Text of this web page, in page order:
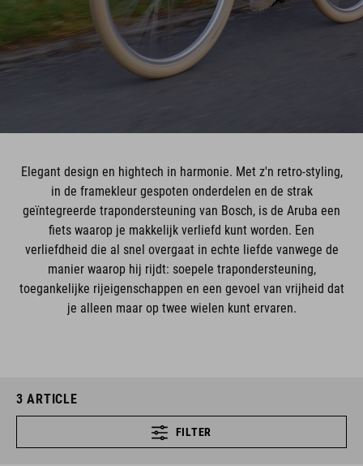
Elegant design en hightech in harmonie. Met z'n retro-styling,
in de framekleur gespoten onderdelen en de strak
geïntegreerde trapondersteuning van Bosch, is de Aruba een
fiets waarop je makkelijk verliefd kunt worden. Een
verliefdheid die al snel overgaat in echte liefde vanwege de
manier waarop hij rijdt: soepele trapondersteuning,
toegankelijke rijeigenschappen en een gevoel van vrijheid dat
je alleen maar op twee wielen kunt ervaren.
3 ARTICLE
FILTER